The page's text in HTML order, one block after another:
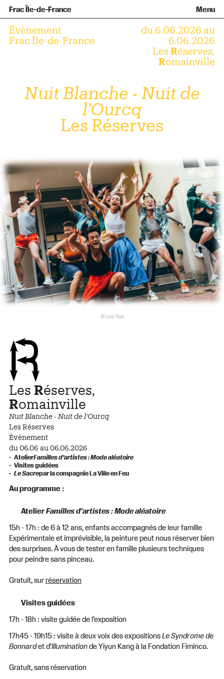
Frac Île-de-France Menu
Qu’est-ce qu’un Frac ?
Prêts d’œuvres
Diffusion hors les murs
Informations pratiques
Venir au Frac
Contact
Visites et ateliers
Familles et enfants
Ados et adultes
Groupes
Accessibilité
Fr En
Évènement
Frac Île-de-France
du 6.06.2026 au
6.06.2026
LesRéserves,
Romainville
Nuit Blanche - Nuit de
l’Ourcq
Les Réserves
© Loic Nys
Les Réserves,
Romainville
Nuit Blanche - Nuit de l’Ourcq
Les Réserves
Évènement
du 06.06 au 06.06.2026
AtelierFamilles d’artistes : Mode aléatoire
Visites guidées
Le Sacrepar la compagnie La Ville en Feu
Au programme :
AtelierFamilles d’artistes : Mode aléatoire
15h - 17h : de 6 à 12 ans, enfants accompagnés de leur famille
Expérimentale et imprévisible, la peinture peut nous réserver bien
des surprises. À vous de tester en famille plusieurs techniques
pour peindre sans pinceau.
Gratuit, surréservation
Visites guidées
17h - 18h : visite guidée de l’exposition
17h45 - 19h15 : visite à deux voix des expositionsLe Syndrome de
Bonnardet d’Illuminationde Yiyun Kang à la Fondation Fiminco.
Gratuit, sans réservation